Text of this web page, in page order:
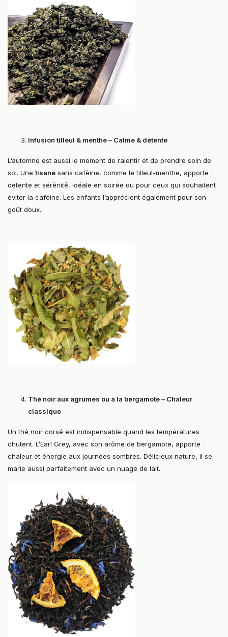
Infusion tilleul & menthe – Calme & détente
L’automne est aussi le moment de ralentir et de prendre soin de
soi. Une tisane sans caféine, comme le tilleul-menthe, apporte
détente et sérénité, idéale en soirée ou pour ceux qui souhaitent
éviter la caféine. Les enfants l’apprécient également pour son
goût doux.
Thé noir aux agrumes ou à la bergamote – Chaleur
classique
Un thé noir corsé est indispensable quand les températures
chutent. L’Earl Grey, avec son arôme de bergamote, apporte
chaleur et énergie aux journées sombres. Délicieux nature, il se
marie aussi parfaitement avec un nuage de lait.